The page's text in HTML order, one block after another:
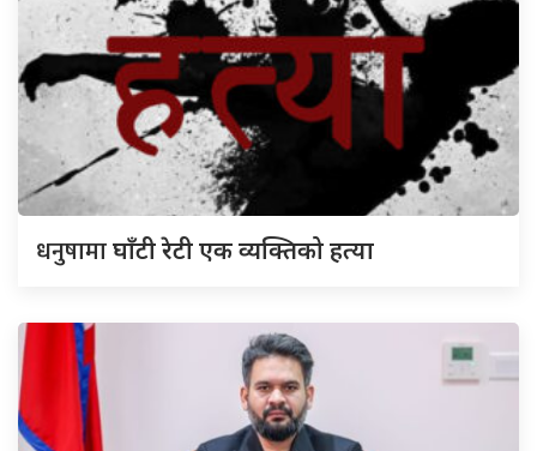
धनुषामाघाँटी रेटी एक व्यक्तिको हत्या